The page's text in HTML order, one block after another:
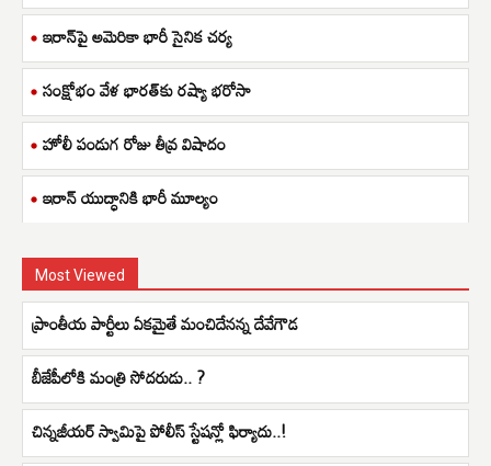
ఇరాన్‌పై అమెరికా భారీ సైనిక చర్య
సంక్షోభం వేళ భారత్‌కు రష్యా భరోసా
హోలీ పండుగ రోజు తీవ్ర విషాదం
ఇరాన్ యుద్ధానికి భారీ మూల్యం
Most Viewed
ప్రాంతీయ పార్టీలు ఏకమైతే మంచిదేనన్న దేవేగౌడ
బీజేపీలోకి మంత్రి సోదరుడు.. ?
చిన్నజీయర్ స్వామిపై పోలీస్ స్టేషన్లో ఫిర్యాదు..!